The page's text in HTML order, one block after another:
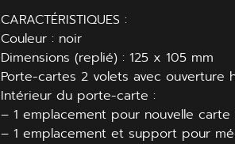
CARACTÉRISTIQUES :
Couleur : noir
Dimensions (replié) : 125 x 105 mm
Porte-cartes 2 volets avec ouverture
Intérieur du porte-carte :
– 1 emplacement pour nouvelle
– 1 emplacement et support pour